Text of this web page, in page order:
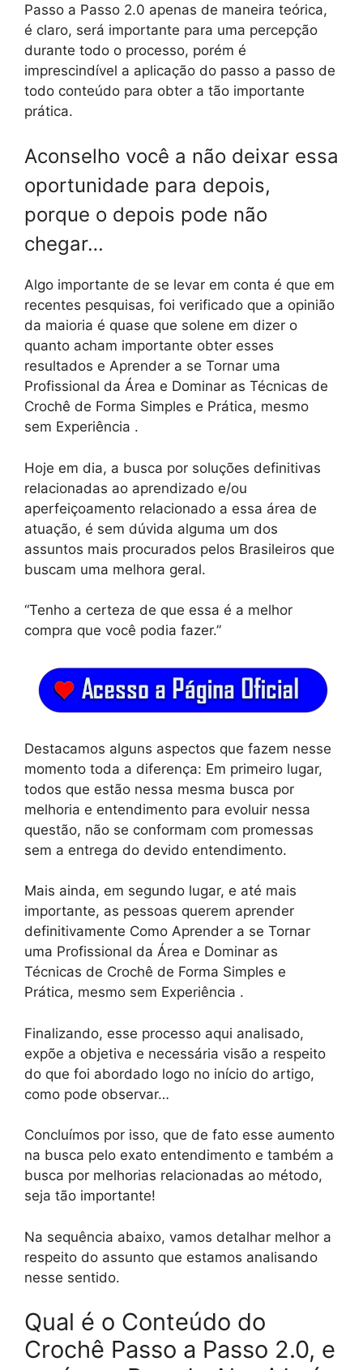
Passo a Passo 2.0 apenas de maneira teórica,
é claro, será importante para uma percepção
durante todo o processo, porém é
imprescindível a aplicação do passo a passo de
todo conteúdo para obter a tão importante
prática.
Aconselho você a não deixar essa
oportunidade para depois,
porque o depois pode não
chegar…
Algo importante de se levar em conta é que em
recentes pesquisas, foi verificado que a opinião
da maioria é quase que solene em dizer o
quanto acham importante obter esses
resultados e Aprender a se Tornar uma
Profissional da Área e Dominar as Técnicas de
Crochê de Forma Simples e Prática, mesmo
sem Experiência .
Hoje em dia, a busca por soluções definitivas
relacionadas ao aprendizado e/ou
aperfeiçoamento relacionado a essa área de
atuação, é sem dúvida alguma um dos
assuntos mais procurados pelos Brasileiros que
buscam uma melhora geral.
“Tenho a certeza de que essa é a melhor
compra que você podia fazer.”
Destacamos alguns aspectos que fazem nesse
momento toda a diferença: Em primeiro lugar,
todos que estão nessa mesma busca por
melhoria e entendimento para evoluir nessa
questão, não se conformam com promessas
sem a entrega do devido entendimento.
Mais ainda, em segundo lugar, e até mais
importante, as pessoas querem aprender
definitivamente Como Aprender a se Tornar
uma Profissional da Área e Dominar as
Técnicas de Crochê de Forma Simples e
Prática, mesmo sem Experiência .
Finalizando, esse processo aqui analisado,
expõe a objetiva e necessária visão a respeito
do que foi abordado logo no início do artigo,
como pode observar…
Concluímos por isso, que de fato esse aumento
na busca pelo exato entendimento e também a
busca por melhorias relacionadas ao método,
seja tão importante!
Na sequência abaixo, vamos detalhar melhor a
respeito do assunto que estamos analisando
nesse sentido.
Qual é o Conteúdo do
Crochê Passo a Passo 2.0, e